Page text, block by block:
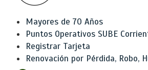
Mayores de 70 Años
Puntos Operativos SUBE
Registrar Tarjeta
Renovación por Pérdida, Robo,